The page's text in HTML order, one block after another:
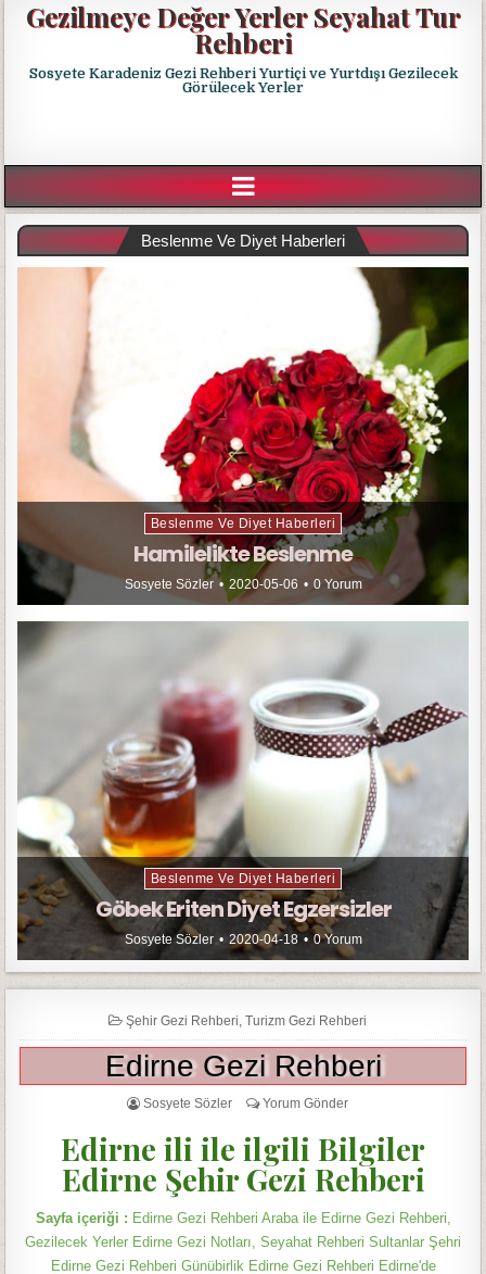
Gezilmeye Değer Yerler Seyahat Tur
Rehberi
Sosyete Karadeniz Gezi Rehberi Yurtiçi ve Yurtdışı Gezilecek
Görülecek Yerler
Beslenme Ve Diyet Haberleri
Beslenme Ve Diyet Haberleri
Hamilelikte Beslenme
Sosyete Sözler 2020-05-06 0 Yorum
Beslenme Ve Diyet Haberleri
Göbek Eriten Diyet Egzersizler
Sosyete Sözler 2020-04-18 0 Yorum
Şehir Gezi Rehberi Turizm Gezi Rehberi
Edirne Gezi Rehberi
Sosyete Sözler Yorum Gönder
Edirne ili ile ilgili Bilgiler
Edirne Şehir Gezi Rehberi
Sayfa içeriği : Edirne Gezi Rehberi Araba ile Edirne Gezi Rehberi,
Gezilecek Yerler Edirne Gezi Notları, Seyahat Rehberi Sultanlar Şehri
Edirne Gezi Rehberi Günübirlik Edirne Gezi Rehberi Edirne'de